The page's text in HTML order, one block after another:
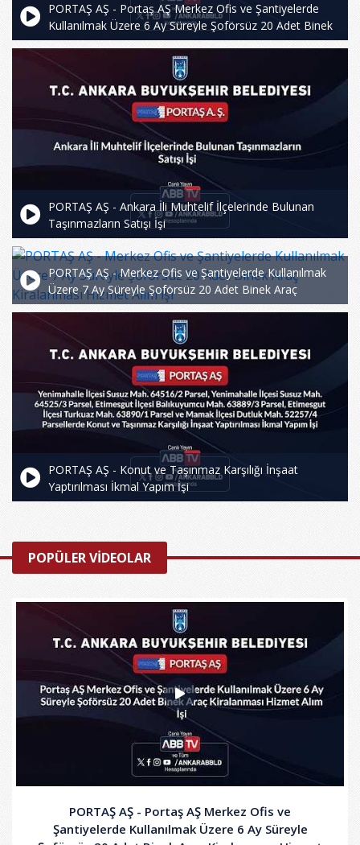
PORTAŞ AŞ - Portaş AŞ Merkez Ofis ve Şantiyelerde
Kullanılmak Üzere 6 Ay Süreyle Şoförsüz 20 Adet Binek
Araç Kiralanması Hizmet Alım İşi
PORTAŞ AŞ - Ankara İli Muhtelif İlçelerinde Bulunan
Taşınmazların Satışı İşi
PORTAŞ AŞ - Merkez Ofis ve Şantiyelerde Kullanılmak
Üzere 7 Ay Süreyle Şoförsüz 20 Adet Binek Araç
Kiralanması Hizmet Alım İşi
PORTAŞ AŞ - Konut ve Taşınmaz Karşılığı İnşaat
Yaptırılması İkmal Yapım İşi
POPÜLER VİDEOLAR
PORTAŞ AŞ - Portaş AŞ Merkez Ofis ve
Şantiyelerde Kullanılmak Üzere 6 Ay Süreyle